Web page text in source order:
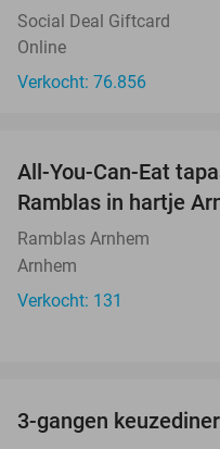
Social Deal Giftcard
Online
Verkocht: 76.856
All-You-Can-Eat
Ramblas in hartje
Ramblas Arnhem
Arnhem
Verkocht: 131
3-gangen